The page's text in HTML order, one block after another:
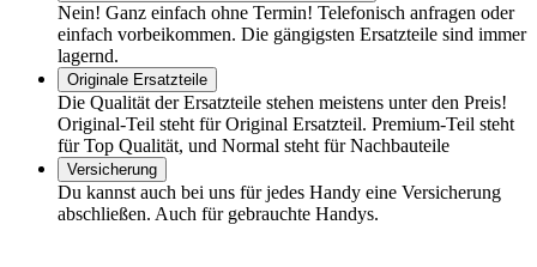
Nein! Ganz einfach ohne Termin! Telefonisch anfragen oder
einfach vorbeikommen. Die gängigsten Ersatzteile sind immer
lagernd.
Originale Ersatzteile
Die Qualität der Ersatzteile stehen meistens unter den Preis!
Original-Teil steht für Original Ersatzteil. Premium-Teil steht
für Top Qualität, und Normal steht für Nachbauteile
Versicherung
Du kannst auch bei uns für jedes Handy eine Versicherung
abschließen. Auch für gebrauchte Handys.